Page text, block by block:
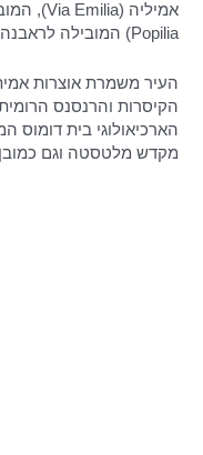
Popilia) המובילה לראבנה ולאחר מכן לוונציה.
העיר משמרת אוצרות
הקיסרות והרנסנס
הארכיאולוגי בית דומוס
מקדש מלטסטה וגם כמובן,